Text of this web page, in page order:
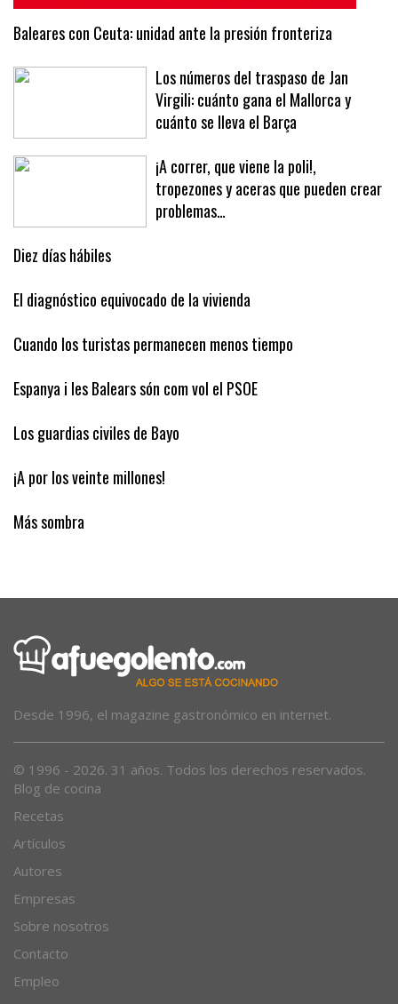
Baleares con Ceuta: unidad ante la presión fronteriza
Los números del traspaso de Jan
Virgili: cuánto gana el Mallorca y
cuánto se lleva el Barça
¡A correr, que viene la poli!,
tropezones y aceras que pueden crear
problemas…
Diez días hábiles
El diagnóstico equivocado de la vivienda
Cuando los turistas permanecen menos tiempo
Espanya i les Balears són com vol el PSOE
Los guardias civiles de Bayo
¡A por los veinte millones!
Más sombra
Desde 1996, el magazine gastronómico en internet.
© 1996 - 2026. 31 años. Todos los derechos reservados.
Blog de cocina
Recetas
Artículos
Autores
Empresas
Sobre nosotros
Contacto
Empleo